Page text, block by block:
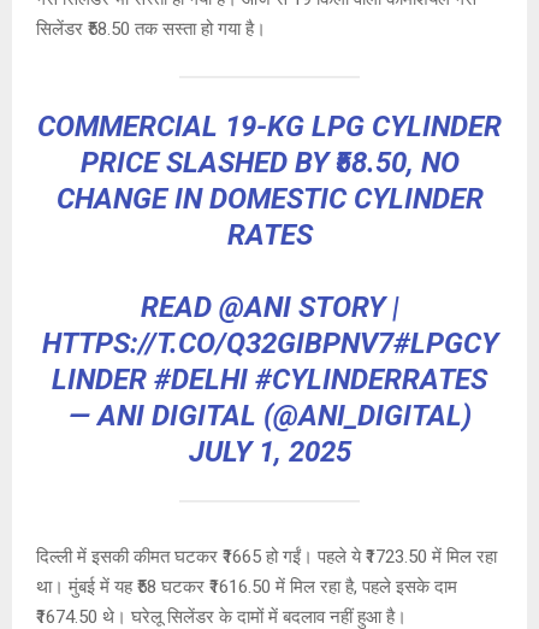
p
o
e
k
सिलेंडर ₹58.50 तक सस्ता हो गया है।
COMMERCIAL 19-KG LPG CYLINDER
PRICE SLASHED BY ₹58.50, NO
CHANGE IN DOMESTIC CYLINDER
RATES
READ @ANISTORY |
HTTPS://T.CO/Q32GIBPNV7#LPGCY
LINDER #DELHI #CYLINDERRATES
— ANI DIGITAL (@ANI_DIGITAL)
JULY 1, 2025
दिल्ली में इसकी कीमत घटकर ₹1665 हो गईं। पहले ये ₹1723.50 में मिल रहा
था। मुंबई में यह ₹58 घटकर ₹1616.50 में मिल रहा है, पहले इसके दाम
₹1674.50 थे। घरेलू सिलेंडर के दामों में बदलाव नहीं हुआ है।